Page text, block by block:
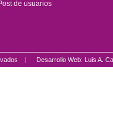
de usuarios
| Desarrollo Web: Luis